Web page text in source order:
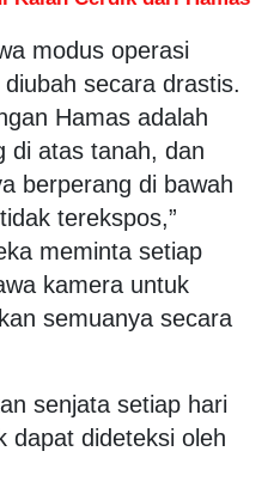
modus operasi
secara drastis.
Hamas adalah
di atas tanah, dan
berperang di bawah
terekspos,”
meminta setiap
kamera untuk
semuanya secara
senjata setiap hari
dapat dideteksi oleh